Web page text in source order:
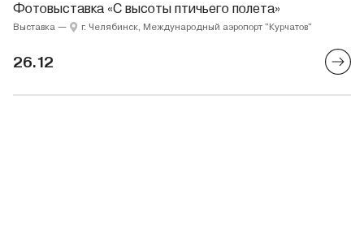
Фотовыставка «С высоты птичьего полета»
Выставка — г. Челябинск, Международный аэропорт "Курчатов"
26.12